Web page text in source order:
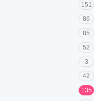
151
86
85
52
3
42
135